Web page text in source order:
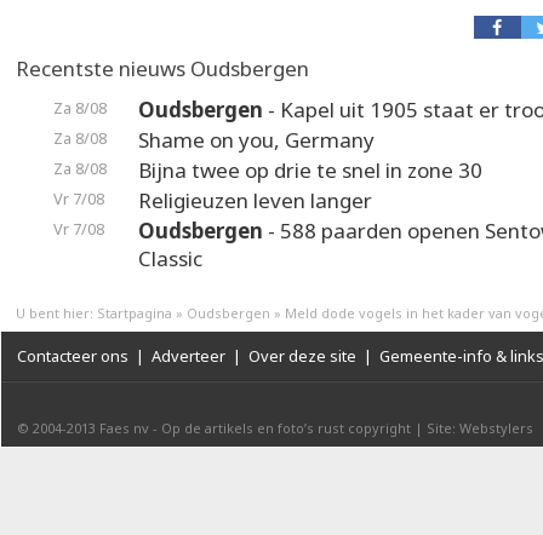
Recentste nieuws Oudsbergen
Za 8/08 Oudsbergen - Kapel uit 1905 staat er
Za 8/08 Shame on you, Germany
Za 8/08 Bijna twee op drie te snel in zone 30
Vr 7/08 Religieuzen leven langer
Vr 7/08 Oudsbergen - 588 paarden openen
Classic
U bent hier: Startpagina » Oudsbergen » Meld dode vogels in het kader van
Contacteer ons | Adverteer | Over deze site | Gemeente-info & links
© 2004-2013 Faes nv - Op de artikels en foto’s rust copyright | Site: Webstylers